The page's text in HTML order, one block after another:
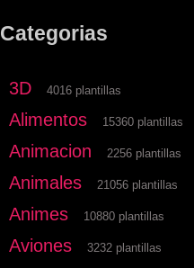
Categorias
3D 4016 plantillas
Alimentos 15360 plantillas
Animacion 2256 plantillas
Animales 21056 plantillas
Animes 10880 plantillas
Aviones 3232 plantillas